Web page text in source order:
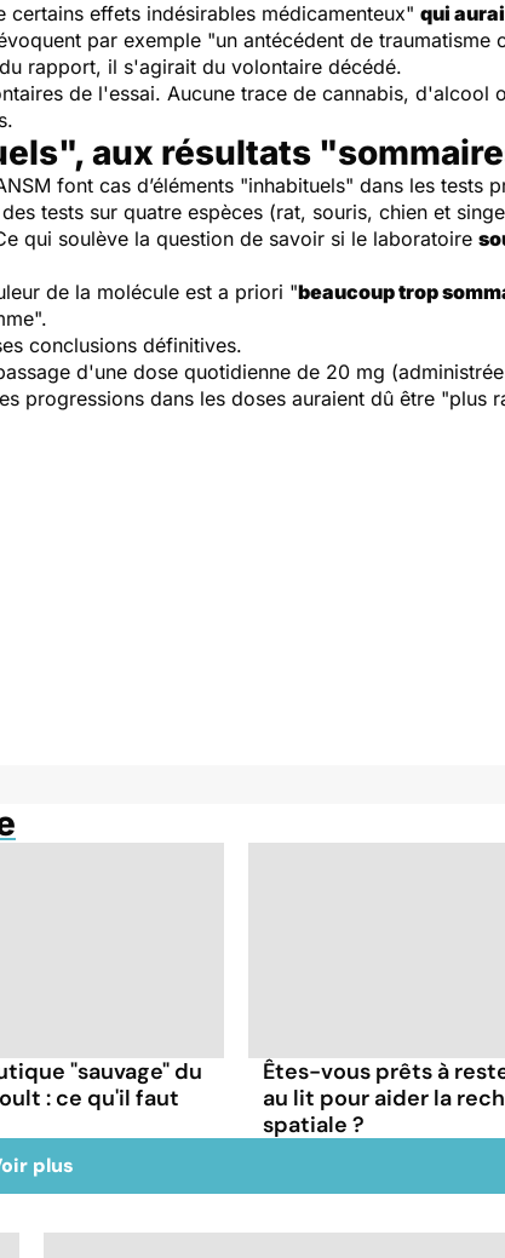
certains effets indésirables médicamenteux" qui
par exemple "un antécédent de traumatisme
rapport, il s'agirait du volontaire décédé.
de l'essai. Aucune trace de cannabis, d'alcool
aux résultats
font cas d’éléments "inhabituels" dans les tests
tests sur quatre espèces (rat, souris, chien et
qui soulève la question de savoir si le laboratoire
de la molécule est a priori "beaucoup trop
conclusions définitives.
d'une dose quotidienne de 20 mg
progressions dans les doses auraient dû être "plus
"sauvage" du
: ce qu'il faut
Êtes-vous prêts à
au lit pour aider la
spatiale ?
plus